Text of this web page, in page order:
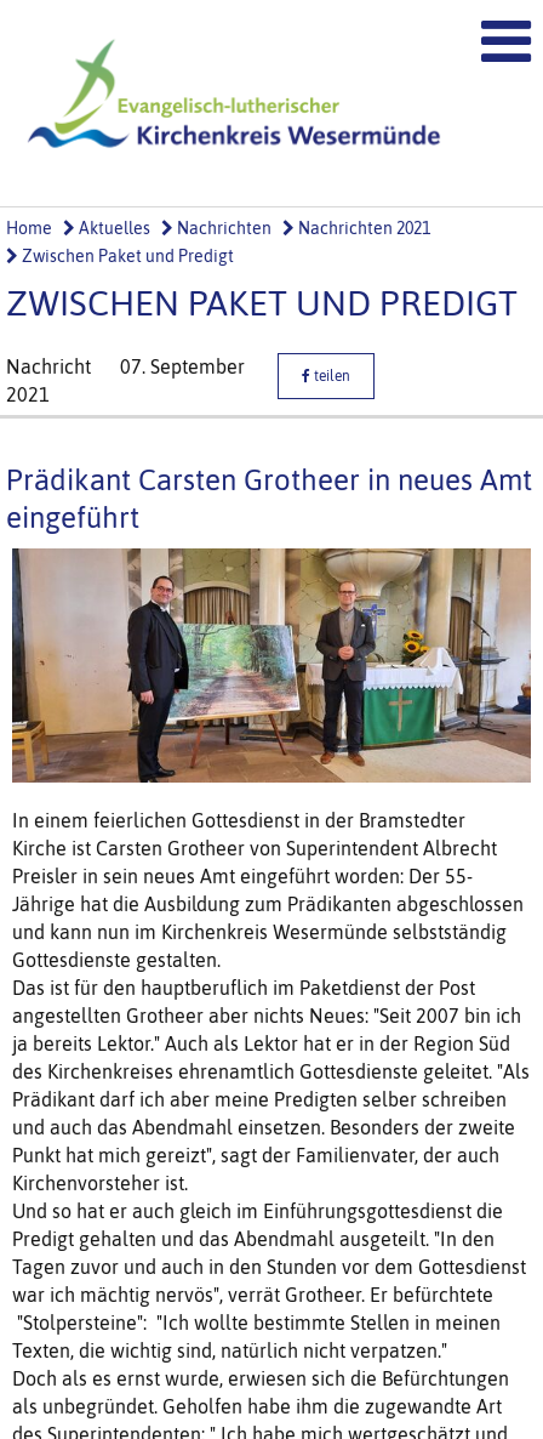
Home Aktuelles Nachrichten
Nachrichten 2021
Zwischen Paket und Predigt
ZWISCHEN PAKET UND PREDIGT
Nachricht
07. September
2021
teilen
Prädikant Carsten Grotheer in neues Amt
eingeführt
In einem feierlichen Gottesdienst in der Bramstedter
Kirche ist Carsten Grotheer von Superintendent Albrecht
Preisler in sein neues Amt eingeführt worden: Der 55-
Jährige hat die Ausbildung zum Prädikanten abgeschlossen
und kann nun im Kirchenkreis Wesermünde selbstständig
Gottesdienste gestalten.
Das ist für den hauptberuflich im Paketdienst der Post
angestellten Grotheer aber nichts Neues: "Seit 2007 bin ich
ja bereits Lektor." Auch als Lektor hat er in der Region Süd
des Kirchenkreises ehrenamtlich Gottesdienste geleitet. "Als
Prädikant darf ich aber meine Predigten selber schreiben
und auch das Abendmahl einsetzen. Besonders der zweite
Punkt hat mich gereizt", sagt der Familienvater, der auch
Kirchenvorsteher ist.
Und so hat er auch gleich im Einführungsgottesdienst die
Predigt gehalten und das Abendmahl ausgeteilt. "In den
Tagen zuvor und auch in den Stunden vor dem Gottesdienst
war ich mächtig nervös", verrät Grotheer. Er befürchtete
"Stolpersteine": "Ich wollte bestimmte Stellen in meinen
Texten, die wichtig sind, natürlich nicht verpatzen."
Doch als es ernst wurde, erwiesen sich die Befürchtungen
als unbegründet. Geholfen habe ihm die zugewandte Art
des Superintendenten: " Ich habe mich wertgeschätzt und